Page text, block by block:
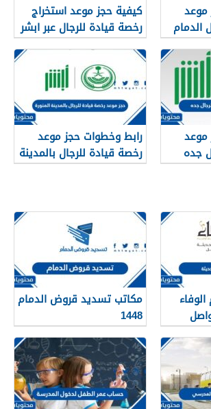
موعد
الدمام
كيفية حجز موعد استخراج
رخصة قيادة للرجال عبر ابشر
1445 بالخطوات التفصيلية
موعد
جده
رابط وخطوات حجز موعد
رخصة قيادة للرجال بالمدينة
المنورة 1445
مكاتب تسديد قروض الدمام
1448